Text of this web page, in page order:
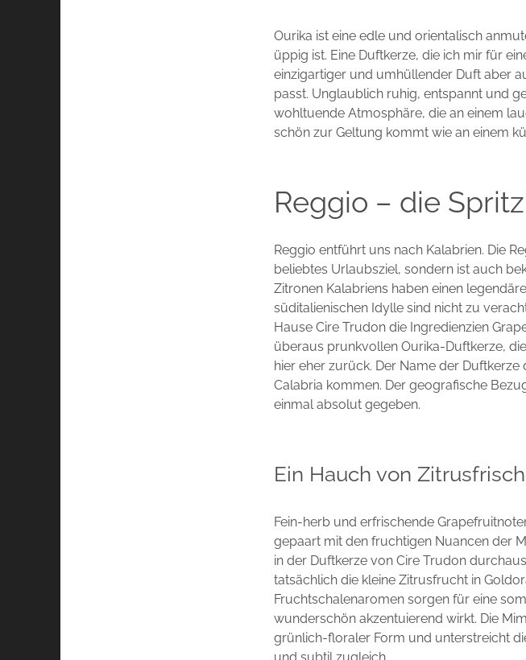
Ourika ist eine edle und orientalisch
üppig ist. Eine Duftkerze, die ich mir für
einzigartiger und umhüllender Duft aber
passt. Unglaublich ruhig, entspannt und
wohltuende Atmosphäre, die an einem
schön zur Geltung kommt wie an einem
Reggio – die
Reggio entführt uns nach Kalabrien. Die
beliebtes Urlaubsziel, sondern ist auch
Zitronen Kalabriens haben einen
süditalienischen Idylle sind nicht zu
Hause Cire Trudon die Ingredienzien
überaus prunkvollen Ourika-Duftkerze,
hier eher zurück. Der Name der
Calabria kommen. Der geografische
einmal absolut gegeben.
Ein Hauch von
Fein-herb und erfrischende
gepaart mit den fruchtigen Nuancen der
in der Duftkerze von Cire Trudon
tatsächlich die kleine Zitrusfrucht in
Fruchtschalenaromen sorgen für eine
wunderschön akzentuierend wirkt. Die
grünlich-floraler Form und unterstreicht